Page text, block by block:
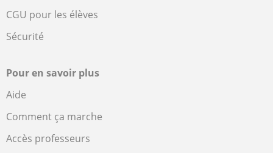
CGU pour les élèves
Sécurité
Pour en savoir plus
Aide
Comment ça marche
Accès professeurs